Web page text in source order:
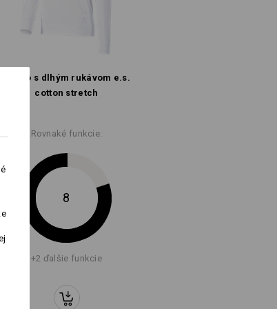
%.
Logoservice
long fit
Tričko s dlhým rukávom e.s.
cotton stretch
Rovnaké funkcie:
8
+2 ďalšie funkcie